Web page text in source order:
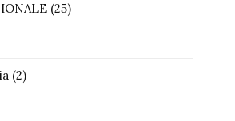
(25)
(2)